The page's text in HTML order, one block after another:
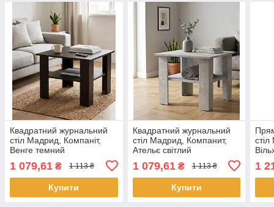
Квадратний журнальний
стіл Мадрид, Компаніт,
Венге темний
1 079,61 ₴ 1 113 ₴
Купити
Квадратний журнальний
стіл Мадрид, Компанит,
Ательє світлий
1 079,61₴ 1 113 ₴
Купити
1